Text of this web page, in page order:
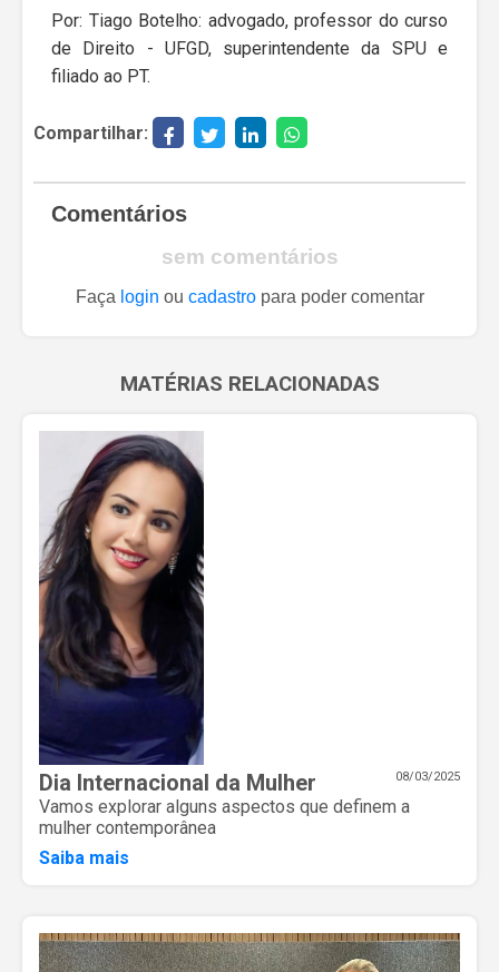
Por: Tiago Botelho: advogado, professor do curso
de Direito - UFGD, superintendente da SPU e
filiado ao PT.
Compartilhar:
Comentários
sem comentários
Faça login ou cadastropara poder comentar
MATÉRIAS RELACIONADAS
08/03/2025
Dia Internacional da Mulher
Vamos explorar alguns aspectos que definem a
mulher contemporânea
Saiba mais